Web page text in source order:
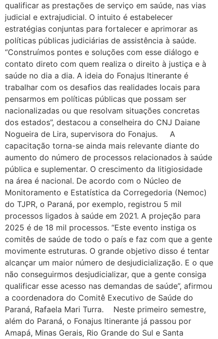
qualificar as prestações de serviço em saúde, nas vias
judicial e extrajudicial. O intuito é estabelecer
estratégias conjuntas para fortalecer e aprimorar as
políticas públicas judiciárias de assistência à saúde.
“Construímos pontes e soluções com esse diálogo e
contato direto com quem realiza o direito à justiça e à
saúde no dia a dia. A ideia do Fonajus Itinerante é
trabalhar com os desafios das realidades locais para
pensarmos em políticas públicas que possam ser
nacionalizadas ou que resolvam situações concretas
dos estados”, destacou a conselheira do CNJ Daiane
Nogueira de Lira, supervisora do Fonajus. A
capacitação torna-se ainda mais relevante diante do
aumento do número de processos relacionados à saúde
pública e suplementar. O crescimento da litigiosidade
na área é nacional. De acordo com o Núcleo de
Monitoramento e Estatística da Corregedoria (Nemoc)
do TJPR, o Paraná, por exemplo, registrou 5 mil
processos ligados à saúde em 2021. A projeção para
2025 é de 18 mil processos. “Este evento instiga os
comitês de saúde de todo o país e faz com que a gente
movimente estruturas. O grande objetivo disso é tentar
alcançar um maior número de desjudicialização. E o que
não conseguirmos desjudicializar, que a gente consiga
qualificar esse acesso nas demandas de saúde”, afirmou
a coordenadora do Comitê Executivo de Saúde do
Paraná, Rafaela Mari Turra. Neste primeiro semestre,
além do Paraná, o Fonajus Itinerante já passou por
Amapá, Minas Gerais, Rio Grande do Sul e Santa